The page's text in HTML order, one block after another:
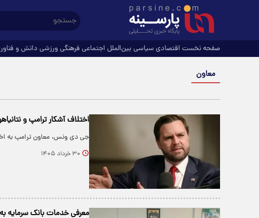
صفحه نخست اقتصادی سیاسی بین‌الملل اجتماعی فرهنگیورزشی دانش و
معاون
اختلاف آشکار ترامپ و
جی‌ دی ونس، معاون ترامپ به
۳۰ خرداد ۱۴۰۵
معرفی خدمات بانک سرمایه به